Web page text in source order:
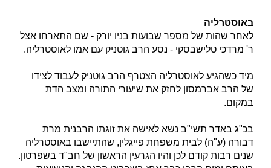
באוסטרליה
לאחר שהות של מספר שבועות בניו יורק - שם התארחו אצל
ר' מרדכי טלישבסקי - נסע הרב גוטניק עם אמו לאוסטרליה.
מיד כשהגיע לאוסטרליה הצטרף הרב גוטניק לעבוד לצידו
של הרב אברמסון לחזק את שיעורי התורה ומצב הדת
במקום.
בכ"ג באדר תשי"ב נשא לאישה את זוגתו הרבנית מרת
דבורה (ע"ה) לבית משפחת פייגלין, שהתיישבו באוסטרליה
שנים רבות קודם לכן והיו הגרעין הראשון של חב"ד בשפרטון.